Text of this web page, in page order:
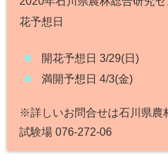
花予想日
開花予想日 3/29(日)
満開予想日 4/3(金)
※詳しいお問合せは石川県農
試験場 076-272-06